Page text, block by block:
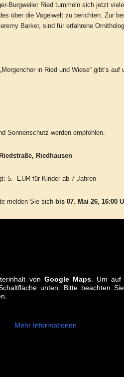
Burgweiler Ried tummeln sich jetzt
über die Vogelwelt zu berichten. Zur
Barker, sind für erfahrene
in Ried und Wiese“ gibt’s
Sonnenschutz werden empfohlen.
Riedhausen
5.- EUR für Kinder ab 7 Jahren
melden Sie sichbis 07. Mai 26, 16:00
von Google Maps. Um auf
unten. Bitte beachten
Mehr Informationen